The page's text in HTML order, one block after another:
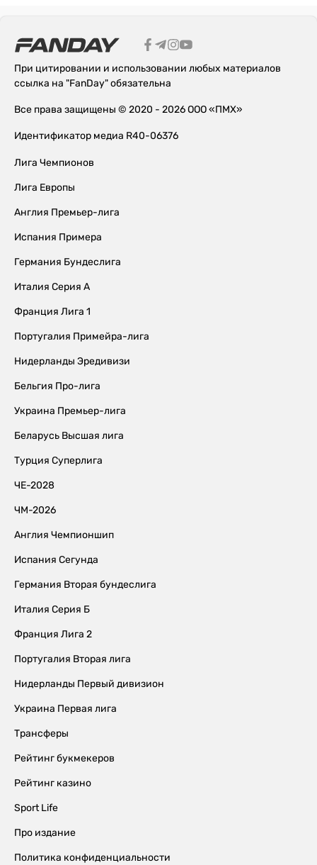
При цитировании и использовании любых материалов
ссылка на "FanDay" обязательна
Все права защищены © 2020 - 2026 ООО «ПМХ»
Идентификатор медиа R40-06376
Лига Чемпионов
Лига Европы
Англия Премьер-лига
Испания Примера
Германия Бундеслига
Италия Серия А
Франция Лига 1
Португалия Примейра-лига
Нидерланды Эредивизи
Бельгия Про-лига
Украина Премьер-лига
Беларусь Высшая лига
Турция Суперлига
ЧЕ-2028
ЧМ-2026
Англия Чемпионшип
Испания Сегунда
Германия Вторая бундеслига
Италия Серия Б
Франция Лига 2
Португалия Вторая лига
Нидерланды Первый дивизион
Украина Первая лига
Трансферы
Рейтинг букмекеров
Рейтинг казино
Sport Life
Про издание
Политика конфиденциальности